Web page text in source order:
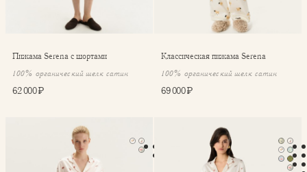
Пижама Serena с шортами
100% органический шелк сатин
62 000 ₽
Классическая пижама Serena
100% органический шелк сатин
69 000 ₽
Пижама Serena с шортами Классическая пижама